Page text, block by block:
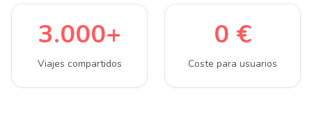
3.000+
Viajes compartidos
0 €
Coste para usuarios